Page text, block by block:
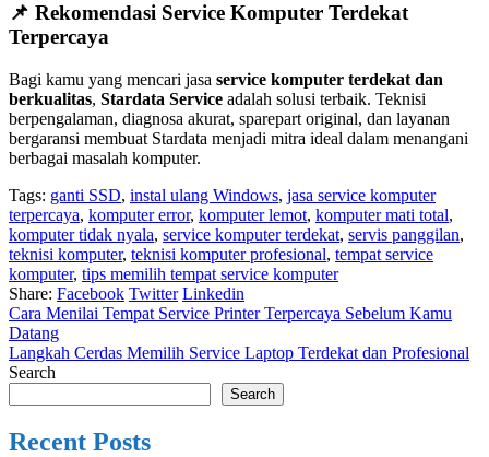
📌 Rekomendasi Service Komputer Terdekat
Terpercaya
Bagi kamu yang mencari jasa service komputer terdekat dan
berkualitas, Stardata Service adalah solusi terbaik. Teknisi
berpengalaman, diagnosa akurat, sparepart original, dan layanan
bergaransi membuat Stardata menjadi mitra ideal dalam menangani
berbagai masalah komputer.
Tags: ganti SSD, instal ulang Windows, jasa service komputer
terpercaya, komputer error, komputer lemot, komputer mati total,
komputer tidak nyala, service komputer terdekat, servis panggilan,
teknisi komputer, teknisi komputer profesional, tempat service
komputer, tips memilih tempat service komputer
Share: Facebook Twitter Linkedin
Cara Menilai Tempat Service Printer Terpercaya Sebelum Kamu
Datang
Langkah Cerdas Memilih Service Laptop Terdekat dan Profesional
Search
Search
Recent Posts